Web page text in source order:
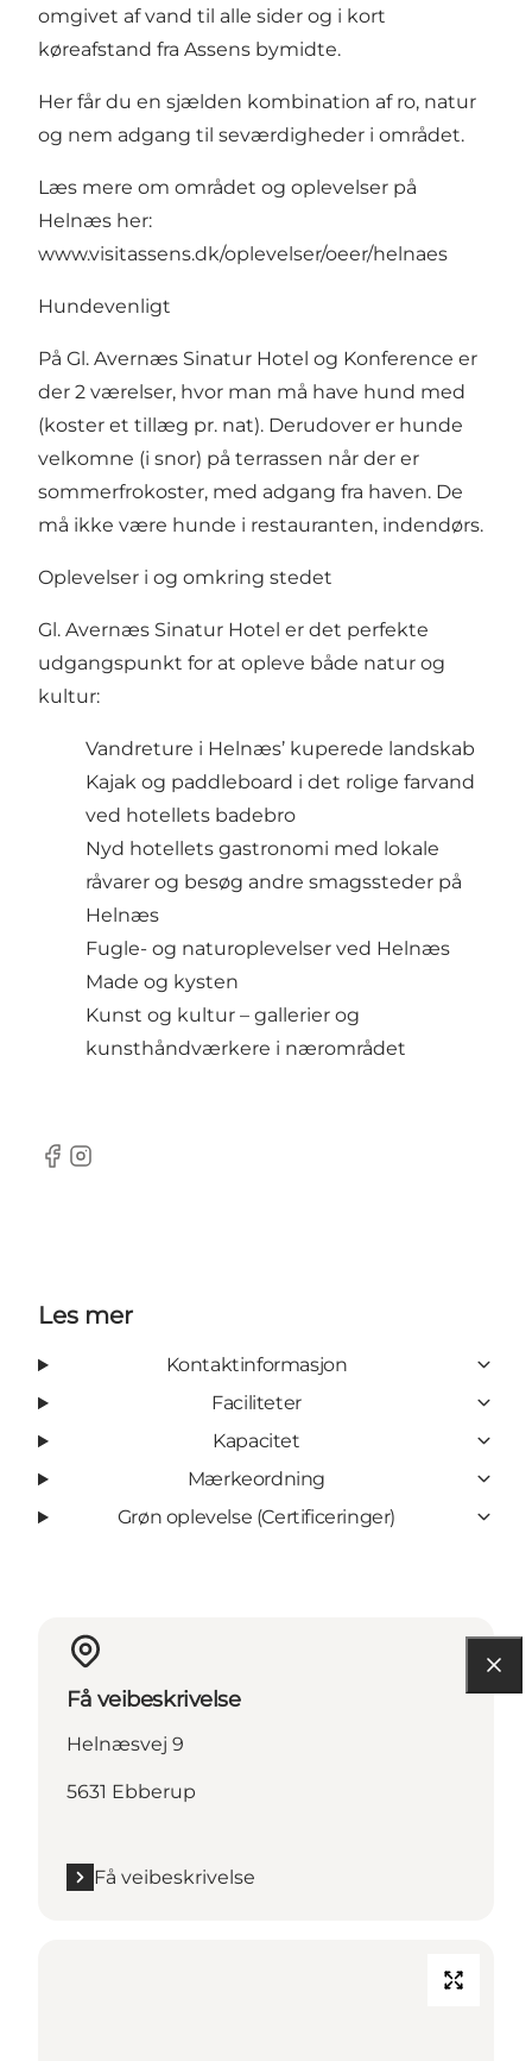
omgivet af vand til alle sider og i kort
køreafstand fra Assens bymidte.
Her får du en sjælden kombination af ro, natur
og nem adgang til seværdigheder i området.
Læs mere om området og oplevelser på
Helnæs her:
www.visitassens.dk/oplevelser/oeer/helnaes
Hundevenligt
På Gl. Avernæs Sinatur Hotel og Konference er
der 2 værelser, hvor man må have hund med
(koster et tillæg pr. nat). Derudover er hunde
velkomne (i snor) på terrassen når der er
sommerfrokoster, med adgang fra haven. De
må ikke være hunde i restauranten, indendørs.
Oplevelser i og omkring stedet
Gl. Avernæs Sinatur Hotel er det perfekte
udgangspunkt for at opleve både natur og
kultur:
Vandreture i Helnæs’ kuperede landskab
Kajak og paddleboard i det rolige farvand
ved hotellets badebro
Nyd hotellets gastronomi med lokale
råvarer og besøg andre smagssteder på
Helnæs
Fugle- og naturoplevelser ved Helnæs
Made og kysten
Kunst og kultur – gallerier og
kunsthåndværkere i nærområdet
Facebook
Instagram
Les mer
Kontaktinformasjon
Faciliteter
Kapacitet
Mærkeordning
Grøn oplevelse (Certificeringer)
Få veibeskrivelse
Helnæsvej 9
5631 Ebberup
Få veibeskrivelse